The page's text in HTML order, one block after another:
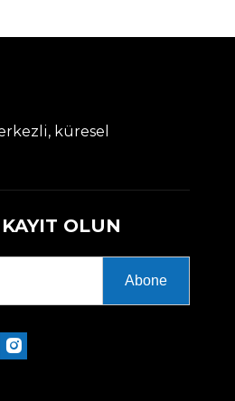
küresel
OLUN
Abone